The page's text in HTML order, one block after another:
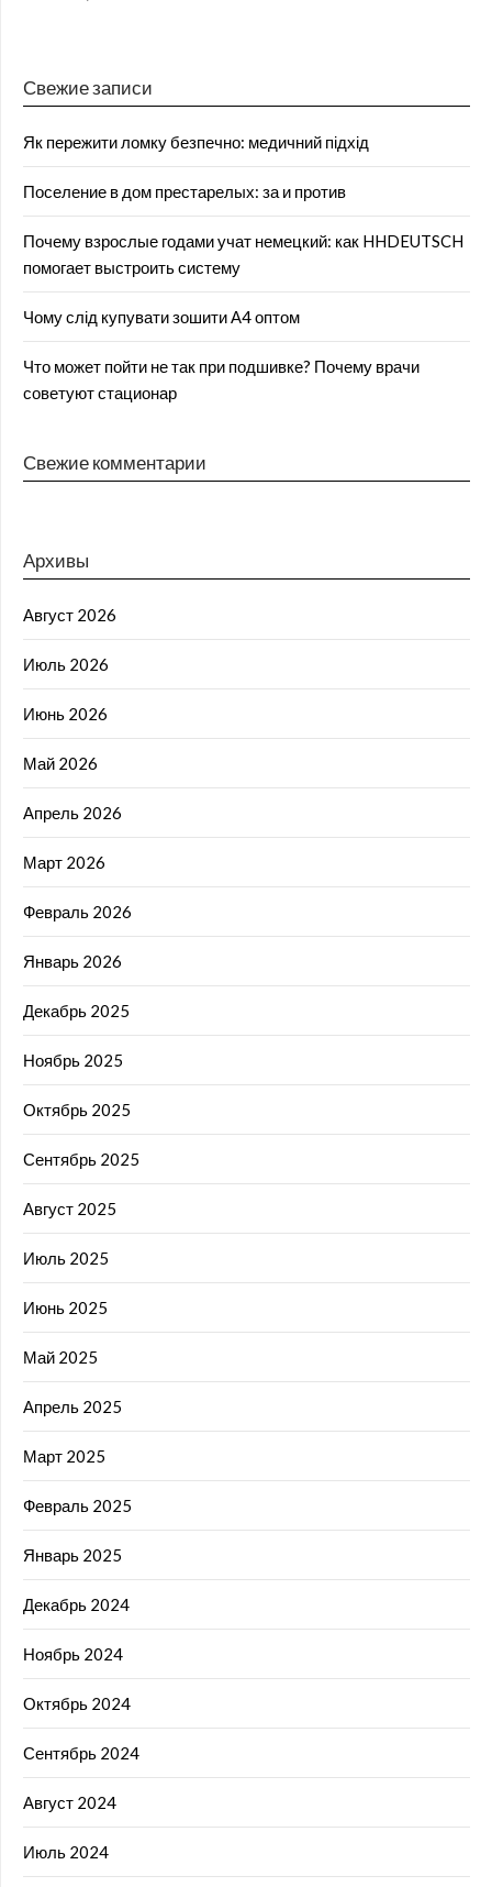
Свежие записи
Як пережити ломку безпечно: медичний підхід
Поселение в дом престарелых: за и против
Почему взрослые годами учат немецкий: как HHDEUTSCH
помогает выстроить систему
Чому слід купувати зошити А4 оптом
Что может пойти не так при подшивке? Почему врачи
советуют стационар
Свежие комментарии
Архивы
Август 2026
Июль 2026
Июнь 2026
Май 2026
Апрель 2026
Март 2026
Февраль 2026
Январь 2026
Декабрь 2025
Ноябрь 2025
Октябрь 2025
Сентябрь 2025
Август 2025
Июль 2025
Июнь 2025
Май 2025
Апрель 2025
Март 2025
Февраль 2025
Январь 2025
Декабрь 2024
Ноябрь 2024
Октябрь 2024
Сентябрь 2024
Август 2024
Июль 2024